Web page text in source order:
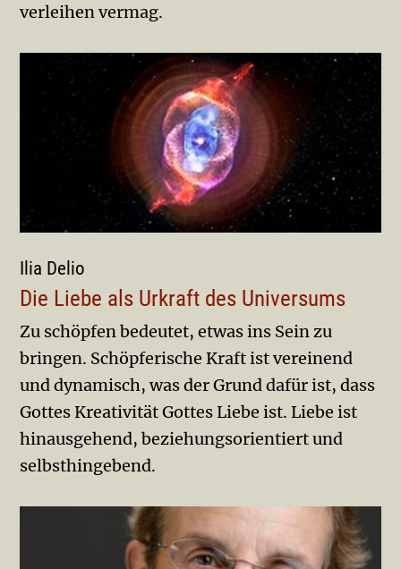
verleihen vermag.
Ilia Delio
Die Liebe als Urkraft des Universums
Zu schöpfen bedeutet, etwas ins Sein zu
bringen. Schöpferische Kraft ist vereinend
und dynamisch, was der Grund dafür ist, dass
Gottes Kreativität Gottes Liebe ist. Liebe ist
hinausgehend, beziehungsorientiert und
selbsthingebend.